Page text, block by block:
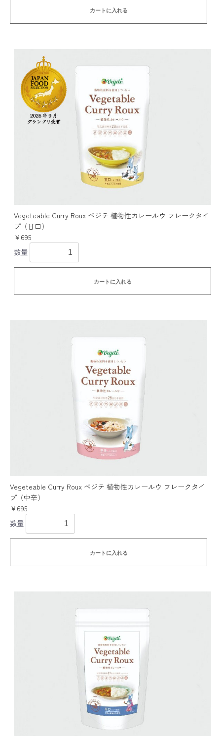
カートに入れる
Vegeteable Curry Roux ベジテ 植物性カレールウ フレークタイ
プ（甘口）
￥695
数量
カートに入れる
Vegeteable Curry Roux ベジテ 植物性カレールウ フレークタイ
プ（中辛）
￥695
数量
カートに入れる